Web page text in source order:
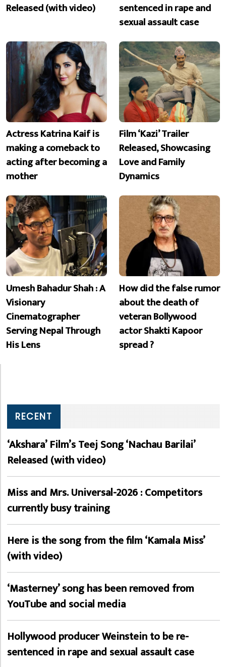
Released (with video)
sentenced in rape and
sexual assault case
Actress Katrina Kaif is
making a comeback to
acting after becoming a
mother
Film ‘Kazi’ Trailer
Released, Showcasing
Love and Family
Dynamics
Umesh Bahadur Shah : A
Visionary
Cinematographer
Serving Nepal Through
His Lens
How did the false rumor
about the death of
veteran Bollywood
actor Shakti Kapoor
spread ?
RECENT
‘Akshara’ Film’s Teej Song ‘Nachau Barilai’
Released (with video)
Miss and Mrs. Universal-2026 : Competitors
currently busy training
Here is the song from the film ‘Kamala Miss’
(with video)
‘Masterney’ song has been removed from
YouTube and social media
Hollywood producer Weinstein to be re-
sentenced in rape and sexual assault case